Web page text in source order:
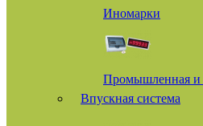
Иномарки
Промышленная и
Впускная система